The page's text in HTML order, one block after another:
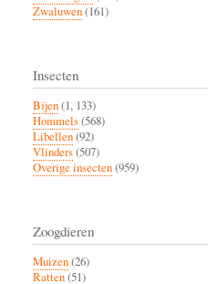
Zwaluwen(161)
Insecten
Bijen(1, 133)
Hommels(568)
Libellen(92)
Vlinders(507)
Overige insecten(959)
Zoogdieren
Muizen(26)
Ratten(51)